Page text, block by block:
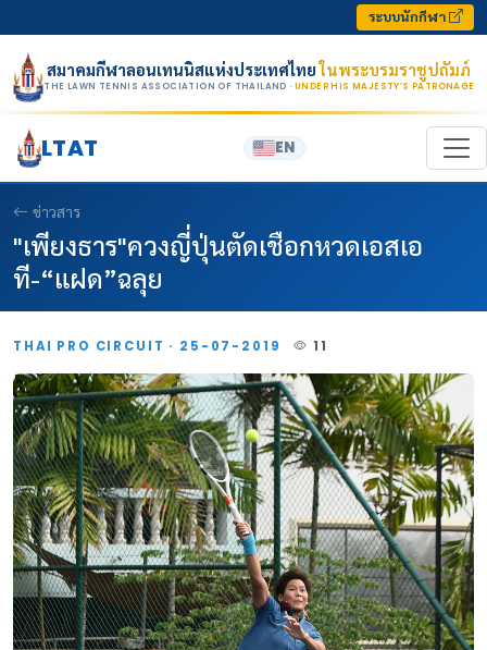
ระบบนักกีฬา
สมาคมกีฬาลอนเทนนิสแห่งประเทศไทยในพระบรมราชูปถัมภ์
THE LAWN TENNIS ASSOCIATION OF THAILAND · UNDER HIS MAJESTY’S PATRONAGE
LTAT EN
ข่าวสาร
"เพียงธาร"ควงญี่ปุ่นตัดเชือกหวดเอสเอ
ที-“แฝด”ฉลุย
THAI PRO CIRCUIT · 25-07-2019 11